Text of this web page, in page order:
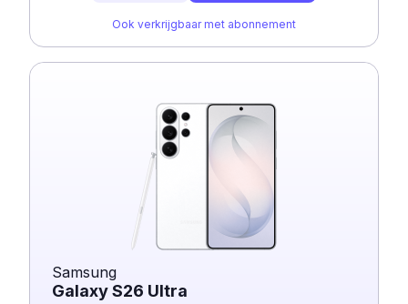
Ook verkrijgbaar met abonnement
Samsung
Galaxy S26 Ultra